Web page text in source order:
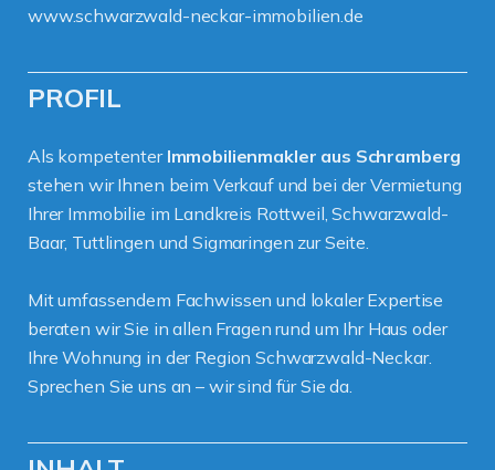
www.schwarzwald-neckar-immobilien.de
PROFIL
Als kompetenter Immobilienmakler aus Schramberg
stehen wir Ihnen beim Verkauf und bei der Vermietung
Ihrer Immobilie im Landkreis Rottweil, Schwarzwald-
Baar, Tuttlingen und Sigmaringen zur Seite.
Mit umfassendem Fachwissen und lokaler Expertise
beraten wir Sie in allen Fragen rund um Ihr Haus oder
Ihre Wohnung in der Region Schwarzwald-Neckar.
Sprechen Sie uns an – wir sind für Sie da.